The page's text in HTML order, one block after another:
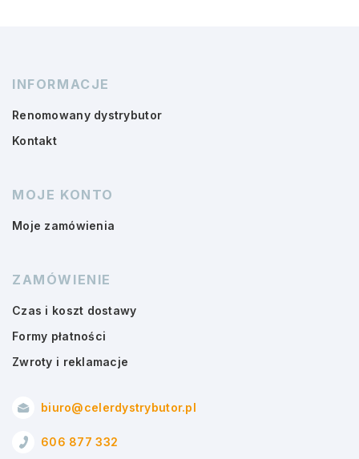
INFORMACJE
Renomowany dystrybutor
Kontakt
MOJE KONTO
Moje zamówienia
ZAMÓWIENIE
Czas i koszt dostawy
Formy płatności
Zwroty i reklamacje
biuro@celerdystrybutor.pl
606 877 332